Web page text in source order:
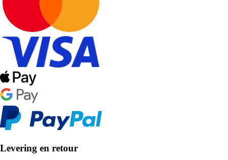
Levering en retour